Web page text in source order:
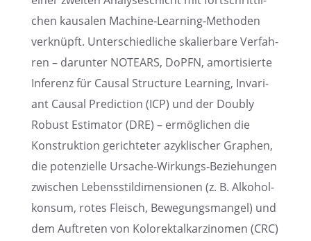
chen kausa­len Machine‑Learning‑Methoden
verknüpft. Unter­schied­li­che skalier­bare Verfah­
ren – darun­ter NOTEARS, DoPFN, amorti­sierte
Inferenz für Causal Struc­ture Learning, Invari­
ant Causal Predic­tion (ICP) und der Doubly
Robust Estima­tor (DRE) – ermög­li­chen die
Konstruk­tion gerich­te­ter azykli­scher Graphen,
die poten­zi­elle Ursache‑Wirkungs‑Beziehungen
zwischen Lebens­s­til­di­men­sio­nen (z. B. Alkohol­
kon­sum, rotes Fleisch, Bewegungs­man­gel) und
dem Auftre­ten von Kolorek­tal­kar­zi­no­men (CRC)